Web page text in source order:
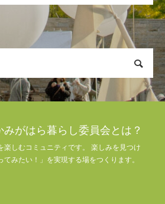
みがはら暮らし委員会とは？
楽しむコミュニティです。 楽しみを見つけ
てみたい！」を実現する場をつくります。